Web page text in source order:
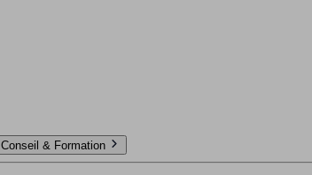
Conseil & Formation